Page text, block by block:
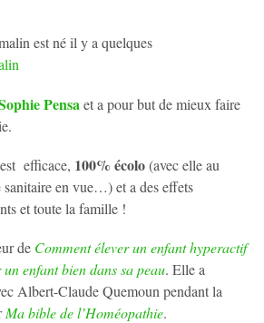
est né il y a quelques
Pensa et a pour but de mieux faire
efficace, 100% écolo(avec elle au
sanitaire en vue…) et a des effets
et toute la famille !
de Comment élever un enfant hyperactif
enfant bien dans sa peau. Elle a
Albert-Claude Quemoun pendant la
Ma bible de l’Homéopathie.